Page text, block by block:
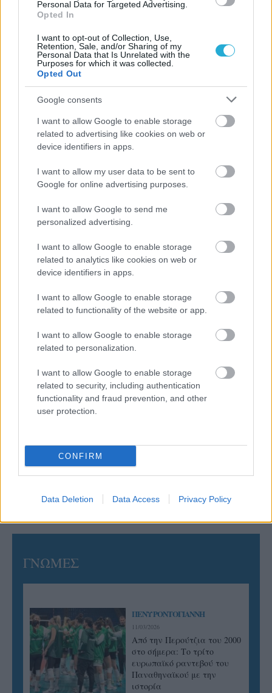
Personal Data for Targeted Advertising.
Opted In
I want to opt-out of Collection, Use,
Retention, Sale, and/or Sharing of my
Personal Data that Is Unrelated with the
Purposes for which it was collected.
Opted Out
Google consents
I want to allow Google to enable storage
related to advertising like cookies on web or
device identifiers in apps.
I want to allow my user data to be sent to
Google for online advertising purposes.
I want to allow Google to send me
personalized advertising.
I want to allow Google to enable storage
related to analytics like cookies on web or
device identifiers in apps.
I want to allow Google to enable storage
related to functionality of the website or app.
I want to allow Google to enable storage
related to personalization.
I want to allow Google to enable storage
related to security, including authentication
functionality and fraud prevention, and other
user protection.
CONFIRM
Data Deletion Data Access Privacy Policy
ΡΟΗ ΕΙΔΗΣΕΩΝ
«Αντίο» με ήττα για τις διεθνείς μας στο τουρνουά του
Ουρμπίνο
06/08/2026
στην Ιταλία Β’
Η FIVB σχεδιάζει να διοργανώσει το Παγκόσμιο
Πρωτάθλημα τον Δεκέμβριο – Αντιδρούν οι σύλλογοι
Έτοιμη για… υψηλές πτήσεις η Μπενφίκα του Ψάρρα
με τον «Ιπτάμενο Ολλανδό» Βίλτενμπουργκ
05/08/2026
Ισόπαλο το πρωτο φιλικό τεστ της Εθνικής στο
05/08/2026
Προς στρατηγική συνεργασία ΠΑΣΑΠΠ και
ΓΝΩΜΕΣ
ΠΕΝΥ ΡΟΝΤΟΓΙΑΝΝΗ
11/03/2026
Από την Περούτζια του 2000
στο σήμερα: Tο τρίτο
ευρωπαϊκό ραντεβού του
Παναθηναϊκού με την
ιστορία